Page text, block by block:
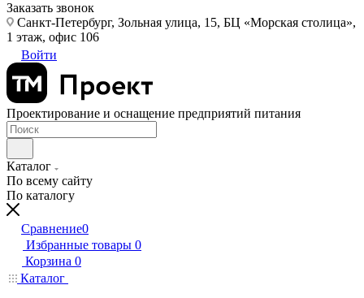
Заказать звонок
Санкт-Петербург, Зольная улица, 15, БЦ «Морская столица»,
1 этаж, офис 106
Войти
Проектирование и оснащение предприятий питания
Каталог
По всему сайту
По каталогу
Сравнение0
Избранные товары 0
Корзина 0
Каталог